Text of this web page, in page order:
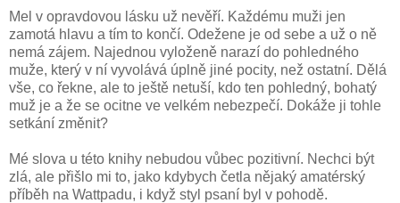
Mel v opravdovou lásku už nevěří. Každému muži jen
zamotá hlavu a tím to končí. Odežene je od sebe a už o ně
nemá zájem. Najednou vyloženě narazí do pohledného
muže, který v ní vyvolává úplně jiné pocity, než ostatní. Dělá
vše, co řekne, ale to ještě netuší, kdo ten pohledný, bohatý
muž je a že se ocitne ve velkém nebezpečí. Dokáže ji tohle
setkání změnit?
Mé slova u této knihy nebudou vůbec pozitivní. Nechci být
zlá, ale přišlo mi to, jako kdybych četla nějaký amatérský
příběh na Wattpadu, i když styl psaní byl v pohodě.